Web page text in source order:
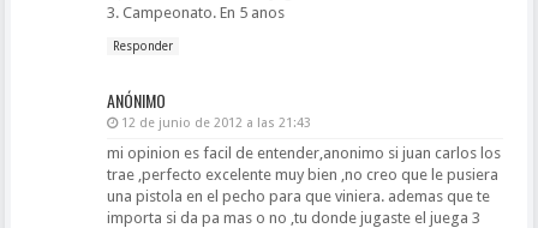
3. Campeonato. En 5 anos
Responder
ANÓNIMO
12 de junio de 2012 a las 21:43
mi opinion es facil de entender,anonimo si juan carlos los
trae ,perfecto excelente muy bien ,no creo que le pusiera
una pistola en el pecho para que viniera. ademas que te
importa si da pa mas o no ,tu donde jugaste el juega 3